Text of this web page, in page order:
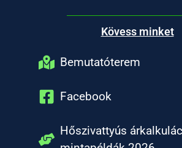
Kövess minket
Bemutatóterem
Facebook
Hőszivattyús